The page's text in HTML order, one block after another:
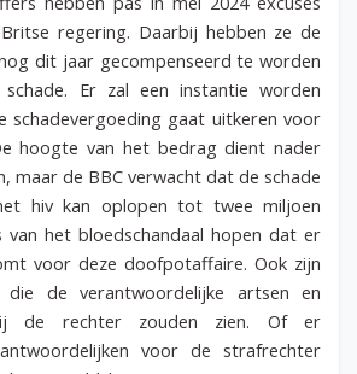
regering. Daarbij hebben ze de
dit jaar gecompenseerd te worden
Er zal een instantie worden
schadevergoeding gaat uitkeren voor
hoogte van het bedrag dient nader
maar de BBC verwacht dat de schade
hiv kan oplopen tot twee miljoen
van het bloedschandaal hopen dat er
voor deze doofpotaffaire. Ook zijn
die de verantwoordelijke artsen en
de rechter zouden zien. Of er
voor de strafrechter